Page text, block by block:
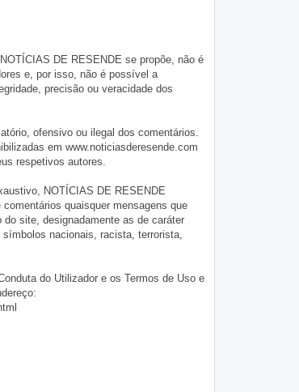
DE RESENDE se propõe, não é
e, por isso, não é possível a
precisão ou veracidade dos
ofensivo ou ilegal dos comentários.
em www.noticiasderesende.com
respetivos autores.
NOTÍCIAS DE RESENDE
quaisquer mensagens que
site, designadamente as de caráter
nacionais, racista, terrorista,
do Utilizador e os Termos de Uso e